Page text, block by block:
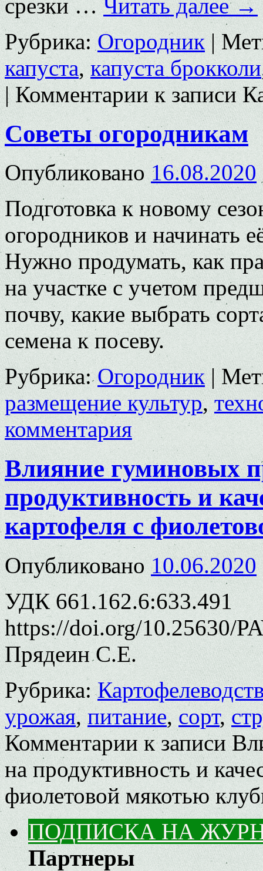
срезки …Читать далее→
Рубрика: Огородник |
капуста,капуста брокколи
| Комментариик записи
Советы огородникам
Опубликовано 16.08.2020
Подготовка к новому
огородников и начинать
Нужно продумать, как
на участке с учетом
почву, какие выбрать
семена к посеву.
Рубрика: Огородник |
размещение культур,
комментария
Влияние гуминовых
продуктивность и
картофеля с
Опубликовано 10.06.2020
УДК 661.162.6:633.491
https://doi.org/10.25630/
Прядеин С.Е.
Рубрика:
урожая,питание,сорт,
Комментариик записи
на продуктивность и
фиолетовой мякотью
ПОДПИСКА НА
Партнеры